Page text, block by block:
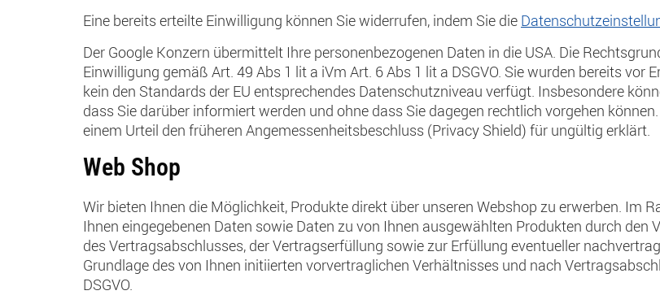
Eine bereits erteilte Einwilligung können Sie widerrufen, indem Sie die
Der Google Konzern übermittelt Ihre personenbezogenen Daten in die USA. Die
Einwilligung gemäß Art. 49 Abs 1 lit a iVm Art. 6 Abs 1 lit a DSGVO. Sie wurden bereits vor
kein den Standards der EU entsprechendes Datenschutzniveau verfügt. Insbesondere
dass Sie darüber informiert werden und ohne dass Sie dagegen rechtlich vorgehen
einem Urteil den früheren Angemessenheitsbeschluss (Privacy Shield) für ungültig erklärt.
Web Shop
Wir bieten Ihnen die Möglichkeit, Produkte direkt über unseren Webshop zu erwerben. Im
Ihnen eingegebenen Daten sowie Daten zu von Ihnen ausgewählten Produkten durch
des Vertragsabschlusses, der Vertragserfüllung sowie zur Erfüllung eventueller
Grundlage des von Ihnen initiierten vorvertraglichen Verhältnisses und nach
DSGVO.